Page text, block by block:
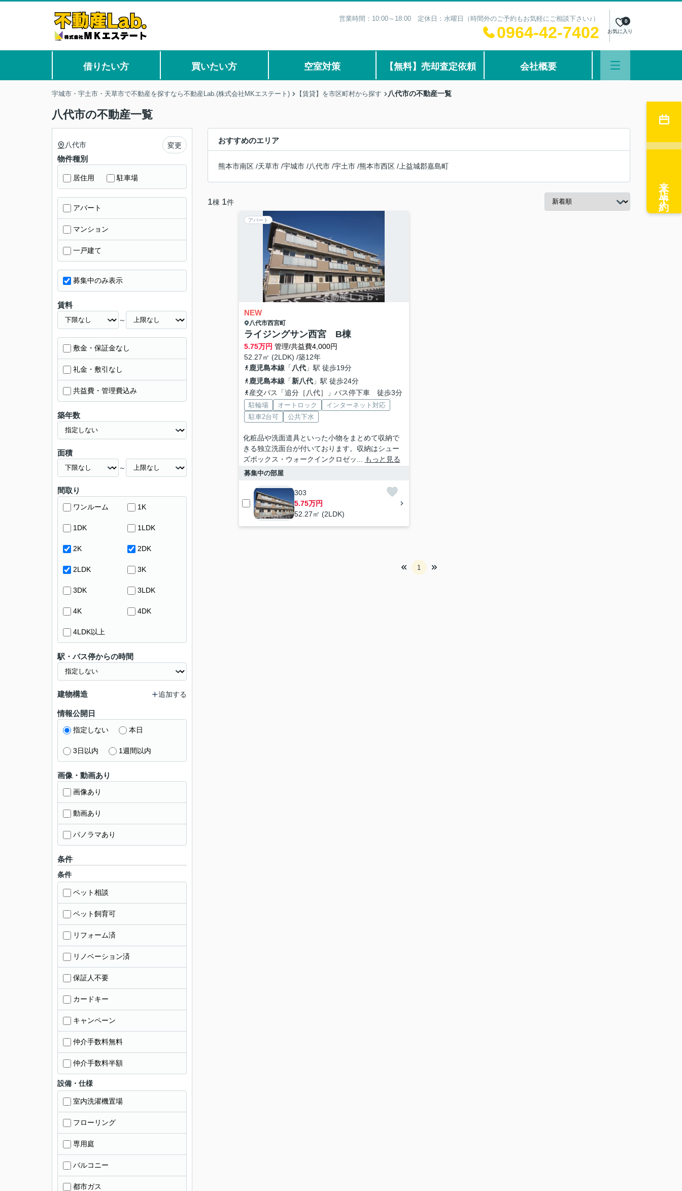
営業時間：10:00～18:00 定休日：水曜日（時間外のご予約もお気軽にご相談下さい♪）
0964-42-7402 お気に入り
0
借りたい方 買いたい方 空室対策 【無料】売却査定依頼 会社概要
宇城市・宇土市・天草市で不動産を探すなら不動産Lab.(株式会社MKエステート) 【賃貸】を市区町村から探す 八代市の不動産一覧
八代市の不動産一覧
おすすめのエリア
熊本市南区 /天草市 /宇城市 /八代市 /宇土市 /熊本市西区 / 上益城郡嘉島町
1棟 1件
アパート
NEW
八代市西宮町
ライジングサン西宮 B棟
5.75万円 管理/共益費4,000円
52.27㎡ (2LDK) /築12年
鹿児島本線「 八代」駅 徒歩19分
鹿児島本線「新八代」駅 徒歩24分
産交バス「追分［八代］」バス停下車 徒歩3分
駐輪場 オートロック
インターネット対応
駐車2台可
公共下水
化粧品や洗面道具といった小物をまとめて収納で
きる独立洗面台が付いております。収納はシュー
ズボックス・ウォークインクロゼッ...
もっと見る
募集中の部屋
303
5.75万円
52.27㎡ (2LDK)
1
八代市 変更
物件種別
居住用 駐車場
アパート
マンション
一戸建て
募集中のみ表示
賃料
～
敷金・保証金なし
礼金・敷引なし
共益費・管理費込み
築年数
面積
～
間取り
ワンルーム 1K
1DK 1LDK
2K 2DK
2LDK 3K
3DK 3LDK
4K 4DK
4LDK以上
駅・バス停からの時間
建物構造 追加する
情報公開日
指定しない 本日
3日以内 1週間以内
画像・動画あり
画像あり
動画あり
パノラマあり
条件
条件
ペット相談
ペット飼育可
リフォーム済
リノベーション済
保証人不要
カードキー
キャンペーン
仲介手数料無料
仲介手数料半額
設備・仕様
室内洗濯機置場
フローリング
専用庭
バルコニー
都市ガス
来店予約